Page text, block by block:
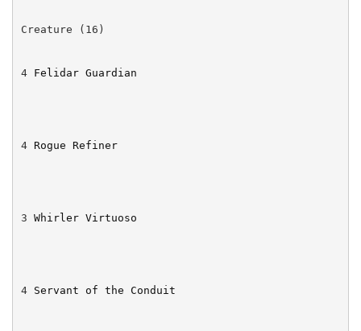
4 Felidar Guardian
4 Rogue Refiner
3 Whirler Virtuoso
4 Servant of the Conduit